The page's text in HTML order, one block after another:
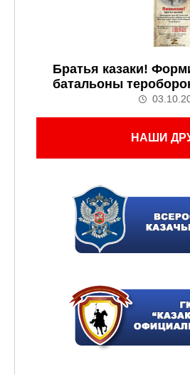
Братья казаки!
батальоны
НАШИ